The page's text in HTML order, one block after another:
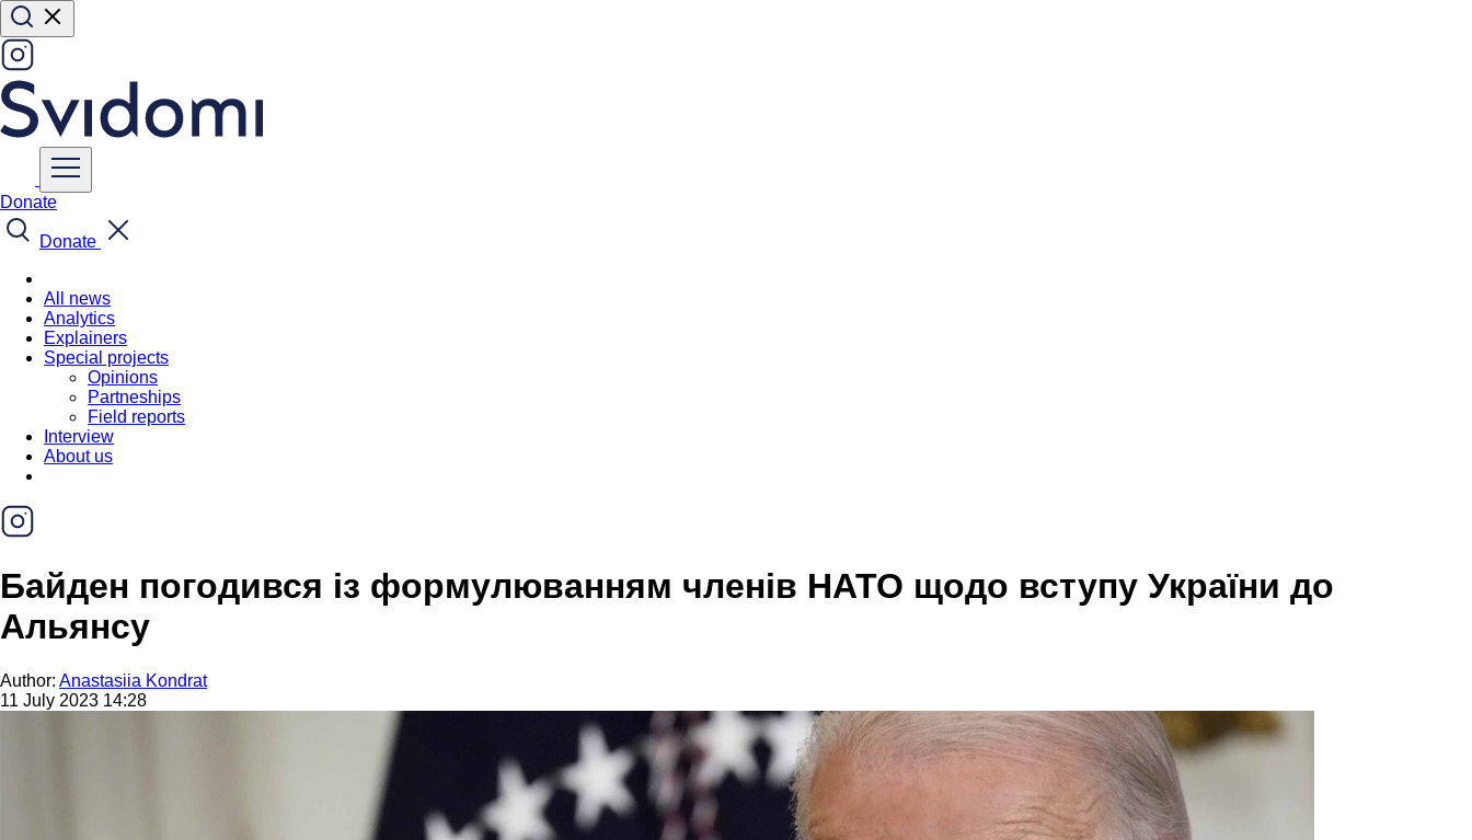
Donate
Donate
All news
Analytics
Explainers
Special projects
Opinions
Partneships
Field reports
Interview
About us
Байден погодився із формулюванням членів НАТО щодо вступу України до
Альянсу
Author: Anastasiia Kondrat
11 July 2023 14:28